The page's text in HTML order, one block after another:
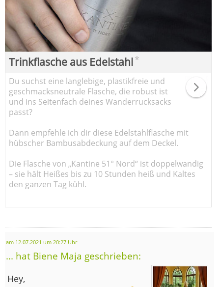
Trinkflasche aus Edelstahl*
Du suchst eine langlebige, plastikfreie und
geschmacksneutrale Flasche, die robust ist
und ins Seitenfach deines Wanderrucksacks
passt?
Dann empfehle ich dir diese Edelstahlflasche mit
hübscher Bambusabdeckung auf dem Deckel.
Die Flasche von „Kantine 51° Nord“ ist doppelwandig
– sie hält Heißes bis zu 10 Stunden heiß und Kaltes
den ganzen Tag kühl.
am 12.07.2021 um 20:27 Uhr
... hat Biene Maja geschrieben:
Hey,